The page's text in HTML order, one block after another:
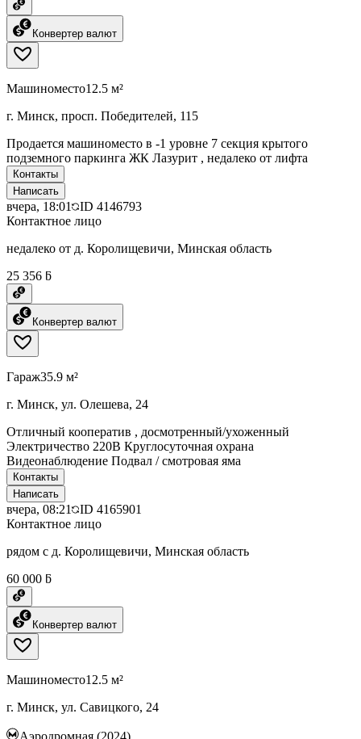
Конвертер валют
Машиноместо12.5 м²
г. Минск, просп. Победителей, 115
Продается машиноместо в -1 уровне 7 секция крытого
подземного паркинга ЖК Лазурит , недалеко от лифта
Контакты
Написать
вчера, 18:01 ID 4146793
Контактное лицо
недалеко от д. Королищевичи, Минская область
25 356 ƃ
Конвертер валют
Гараж35.9 м²
г. Минск, ул. Олешева, 24
Отличный кооператив , досмотренный/ухоженный
Электричество 220В Круглосуточная охрана
Видеонаблюдение Подвал / смотровая яма
Контакты
Написать
вчера, 08:21 ID 4165901
Контактное лицо
рядом с д. Королищевичи, Минская область
60 000 ƃ
Конвертер валют
Машиноместо12.5 м²
г. Минск, ул. Савицкого, 24
Аэродромная (2024)